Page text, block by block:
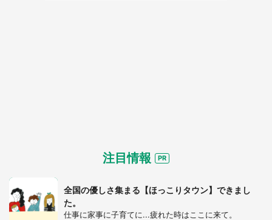
注目情報
全国の優しさ集まる【ほっこりタウン】できまし
た。
仕事に家事に子育てに...疲れた時はここに来て。